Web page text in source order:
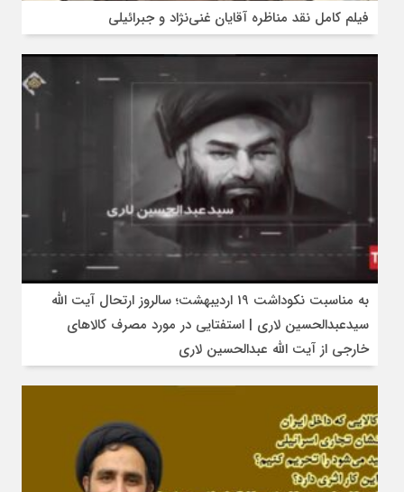
فیلم کامل نقد مناظره آقایان غنی‌نژاد و جبرائیلی
به مناسبت نکوداشت 19 اردیبهشت؛ سالروز ارتحال آیت الله
سیدعبدالحسین لاری | استفتایی در مورد مصرف کالاهای
خارجی از آیت الله عبدالحسین لاری